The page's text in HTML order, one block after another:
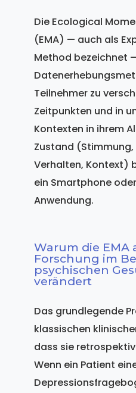
Die Ecological
(EMA) — auch als
Method bezeichnet
Teilnehmer zu
Zeitpunkten und in
Kontexten in ihrem
Zustand
Verhalten, Kontext)
ein Smartphone
Anwendung.
Warum die EMA
Forschung im
psychischen
verändert
Das grundlegende
klassischen
dass sie
Wenn ein Patient